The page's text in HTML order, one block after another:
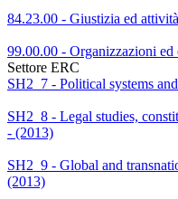
84.23.00 - Giustizia ed
99.00.00 - Organizzazioni
Settore ERC
SH2_7 - Political systems
SH2_8 - Legal studies,
- (2013)
SH2_9 - Global and
(2013)